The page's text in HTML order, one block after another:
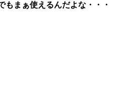
もまぁ使えるんだよな・・・